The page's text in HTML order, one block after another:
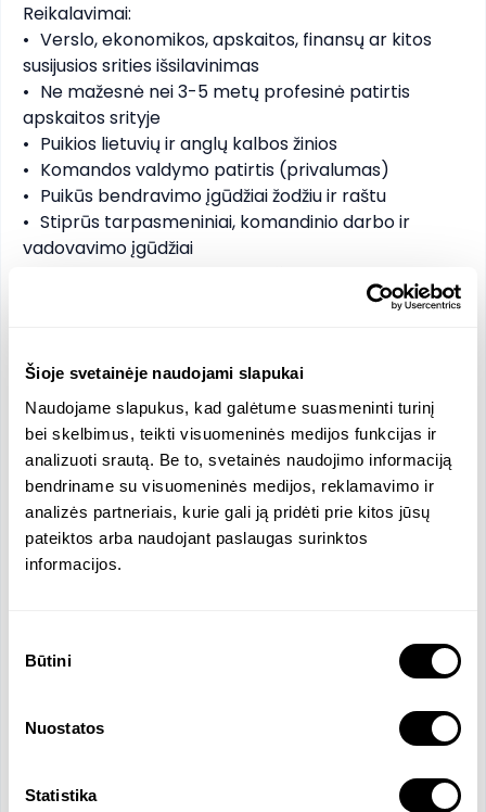
Šioje svetainėje naudojami slapukai
Naudojame slapukus, kad galėtume suasmeninti turinį
bei skelbimus, teikti visuomeninės medijos funkcijas ir
analizuoti srautą. Be to, svetainės naudojimo informaciją
bendriname su visuomeninės medijos, reklamavimo ir
analizės partneriais, kurie gali ją pridėti prie kitos jūsų
pateiktos arba naudojant paslaugas surinktos
informacijos.
pasirinkimas
Būtini
Nuostatos
Statistika
Reikalavimai:
•	Verslo, ekonomikos, apskaitos, finansų ar kitos
susijusios srities išsilavinimas
•	Ne mažesnė nei 3-5 metų profesinė patirtis
apskaitos srityje
•	Puikios lietuvių ir anglų kalbos žinios
•	Komandos valdymo patirtis (privalumas)
•	Puikūs bendravimo įgūdžiai žodžiu ir raštu
•	Stiprūs tarpasmeniniai, komandinio darbo ir
vadovavimo įgūdžiai
• Nuolatinio mokymosi ir tobulėjimo galimybės
• Darbas tarptautinėje aplinkoje
• Konkurencingas atlyginimas, premijos, apmokami
laisvadieniai tobulėjimui, sveikatos draudimas ir pan.
• Lankstumas, hibridinio darbo galimybė
• Iniciatyvi, energinga, draugiška komanda
Funkcijos ir atsakomybės
Ruošti vietines taisykles ir standartus
Kas mėnesį parengti darbo užmokesčio
Rengti mokesčių deklaracijas remiantis vietiniais
teisės aktais